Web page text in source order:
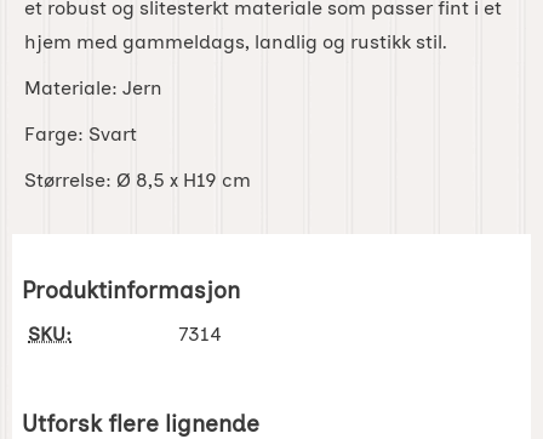
et robust og slitesterkt materiale som passer fint i et
hjem med gammeldags, landlig og rustikk stil.
Materiale: Jern
Farge: Svart
Størrelse: Ø 8,5 x H19 cm
Produktinformasjon
SKU: 7314
Utforsk flere lignende